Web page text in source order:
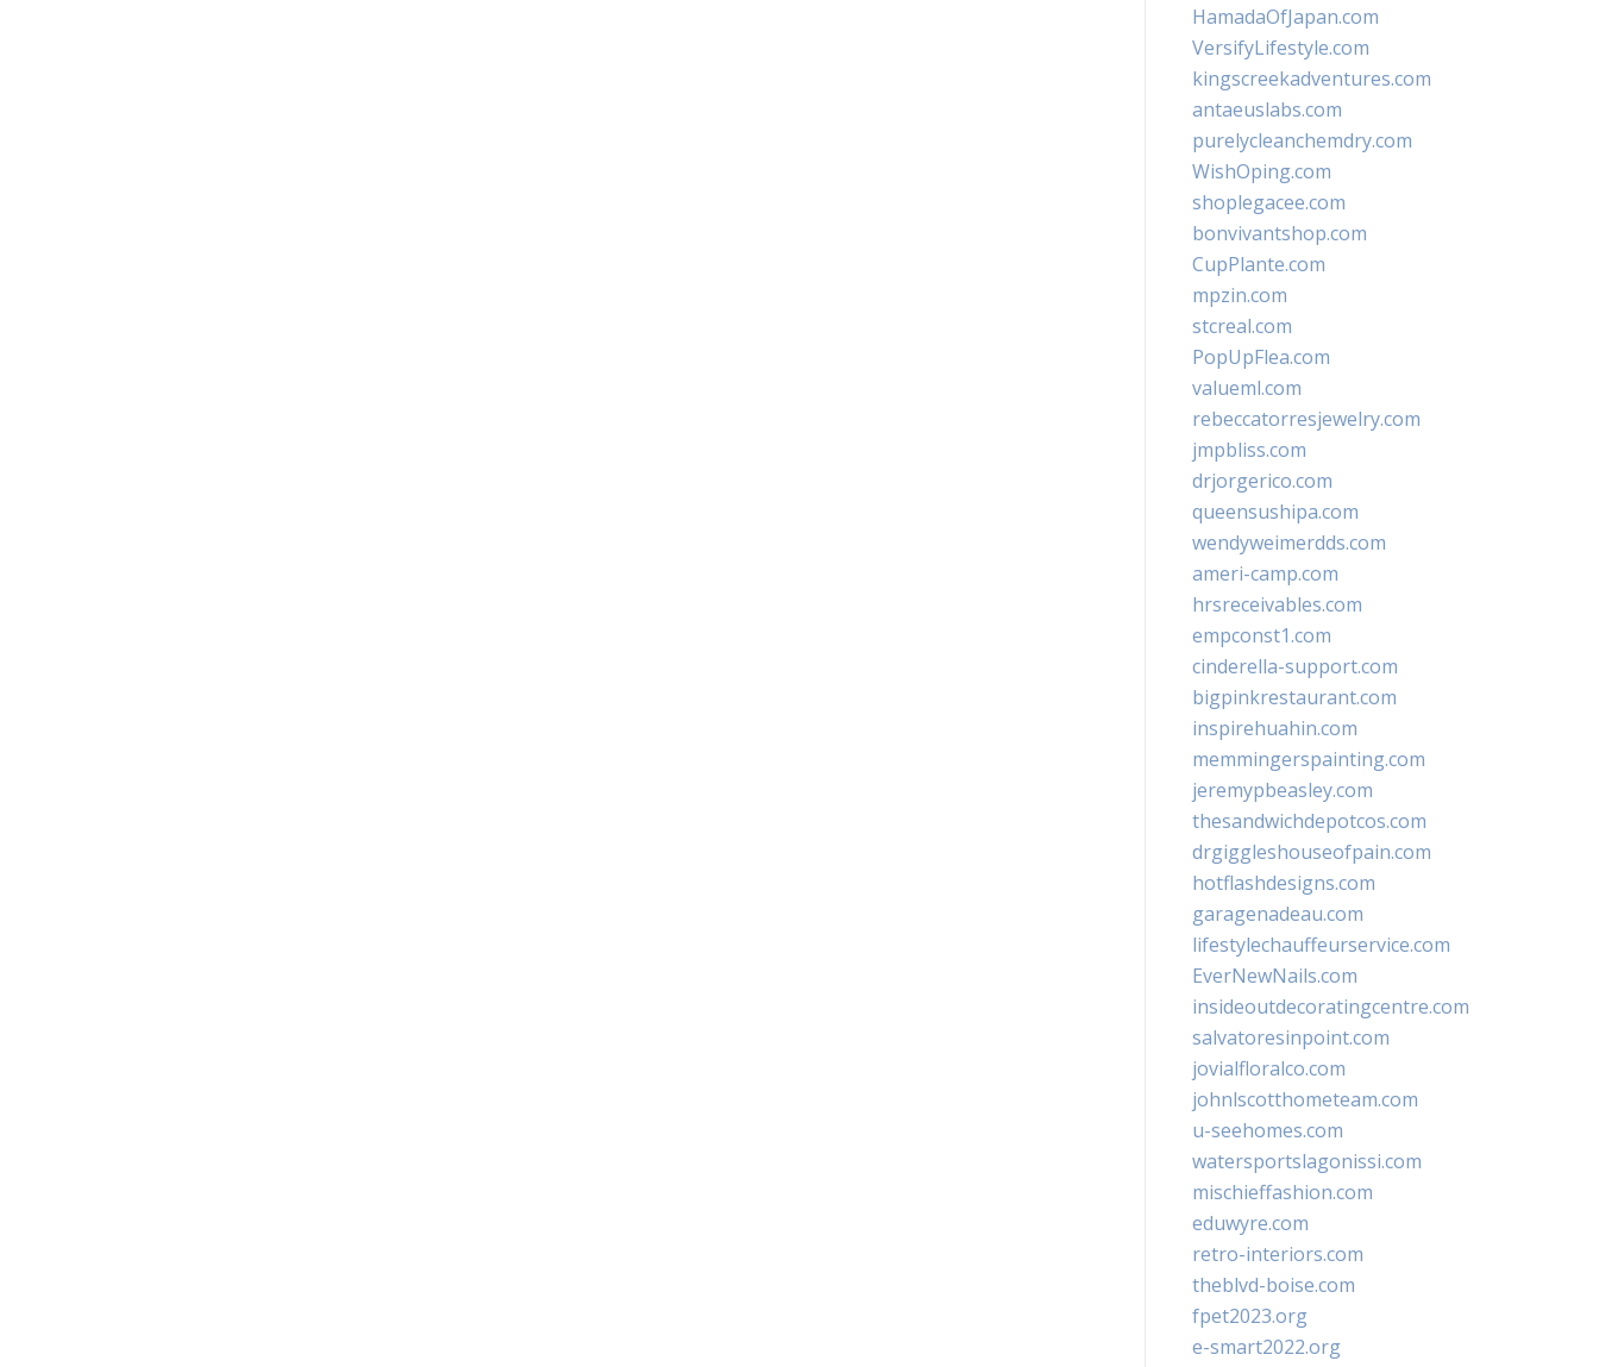
HamadaOfJapan.com
VersifyLifestyle.com
kingscreekadventures.com
antaeuslabs.com
purelycleanchemdry.com
WishOping.com
shoplegacee.com
bonvivantshop.com
CupPlante.com
mpzin.com
stcreal.com
PopUpFlea.com
valueml.com
rebeccatorresjewelry.com
jmpbliss.com
drjorgerico.com
queensushipa.com
wendyweimerdds.com
ameri-camp.com
hrsreceivables.com
empconst1.com
cinderella-support.com
bigpinkrestaurant.com
inspirehuahin.com
memmingerspainting.com
jeremypbeasley.com
thesandwichdepotcos.com
drgiggleshouseofpain.com
hotflashdesigns.com
garagenadeau.com
lifestylechauffeurservice.com
EverNewNails.com
insideoutdecoratingcentre.com
salvatoresinpoint.com
jovialfloralco.com
johnlscotthometeam.com
u-seehomes.com
watersportslagonissi.com
mischieffashion.com
eduwyre.com
retro-interiors.com
theblvd-boise.com
fpet2023.org
e-smart2022.org